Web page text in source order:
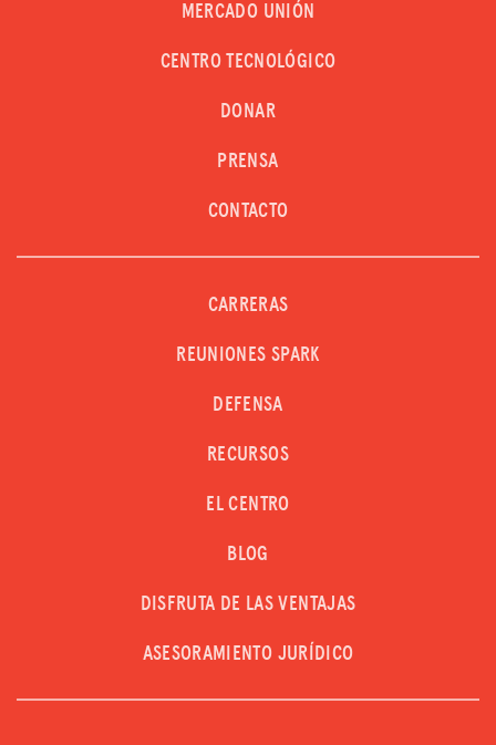
MERCADO UNIÓN
CENTRO TECNOLÓGICO
DONAR
PRENSA
CONTACTO
CARRERAS
REUNIONES SPARK
DEFENSA
RECURSOS
EL CENTRO
BLOG
DISFRUTA DE LAS VENTAJAS
ASESORAMIENTO JURÍDICO